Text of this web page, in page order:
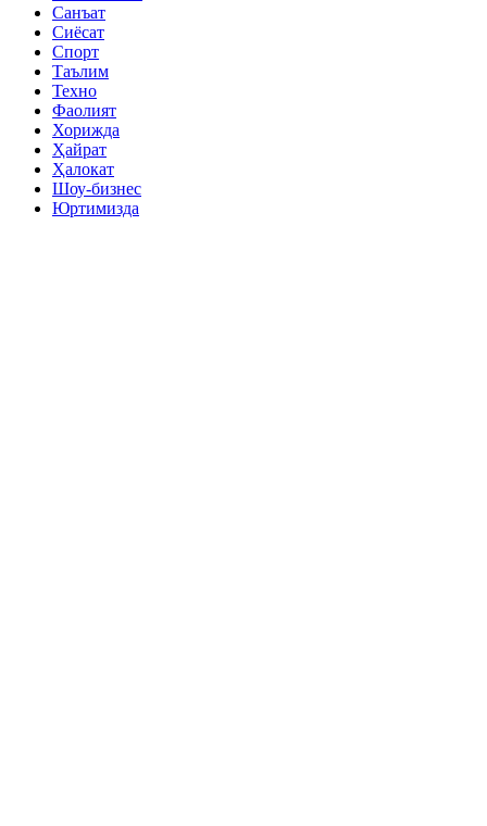
Санъат
Сиёсат
Спорт
Таълим
Техно
Фаолият
Хорижда
Ҳайрат
Ҳалокат
Шоу-бизнес
Юртимизда